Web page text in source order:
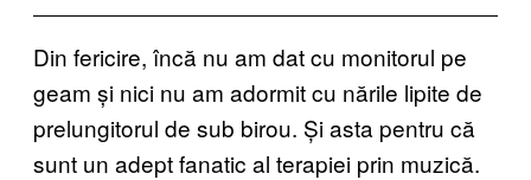
Din fericire, încă nu am dat cu monitorul pe
geam și nici nu am adormit cu nările lipite de
prelungitorul de sub birou. Și asta pentru că
sunt un adept fanatic al terapiei prin muzică.